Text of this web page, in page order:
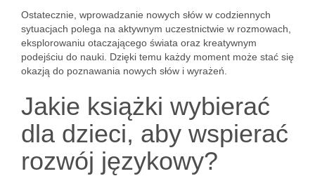
Ostatecznie, wprowadzanie nowych słów w codziennych
sytuacjach polega na aktywnym uczestnictwie w rozmowach,
eksplorowaniu otaczającego świata oraz kreatywnym
podejściu do nauki. Dzięki temu każdy moment może stać się
okazją do poznawania nowych słów i wyrażeń.
Jakie książki wybierać
dla dzieci, aby wspierać
rozwój językowy?